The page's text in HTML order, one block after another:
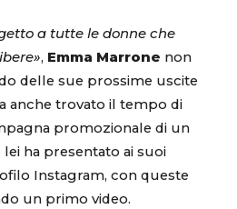
a tutte le donne che
, Emma Marrone non
delle sue prossime uscite
anche trovato il tempo di
promozionale di un
ha presentato ai suoi
Instagram, con queste
un primo video.